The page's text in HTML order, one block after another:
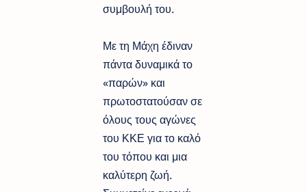
συμβουλή του.
Με τη Μάχη έδιναν
πάντα δυναμικά το
«παρών» και
πρωτοστατούσαν σε
όλους τους αγώνες
του ΚΚΕ για το καλό
του τόπου και μια
καλύτερη ζωή.